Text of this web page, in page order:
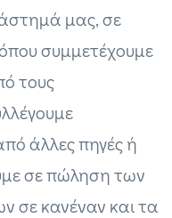
μας, σε
συμμετέχουμε
τους
άλλες πηγές ή
σε πώληση των
σε κανέναν και τα